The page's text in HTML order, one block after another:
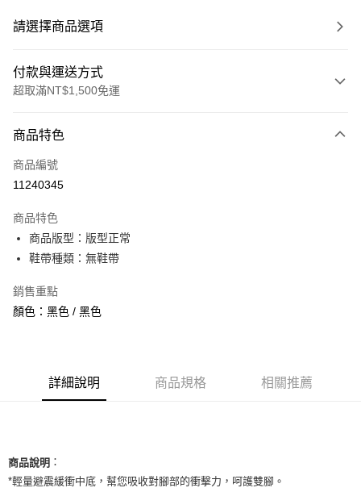
請選擇商品選項
付款與運送方式
超取滿NT$1,500免運
信用卡一次付款
信用卡分期付款
合作金庫商業銀行
華南商業銀行
上海商業儲蓄銀行
臺灣中小企業銀行
匯豐（台灣）商業銀行
台新國際商業銀行
中國信託商業銀行
超商取貨付款
LINE Pay
Apple Pay
街口支付
全盈+PAY
AFTEE先享後付是「在收到商品之後才付款」的支付方式。 讓您購物簡單
便利好安心！
ATM付款
商品特色
商品編號
11240345
商品特色
商品版型：版型正常
鞋帶種類：無鞋帶
銷售重點
顏色：黑色 / 黑色
詳細說明 商品規格 相關推薦
商品說明 ：
*輕量避震緩衝中底，幫您吸收對腳部的衝擊力，呵護雙腳。